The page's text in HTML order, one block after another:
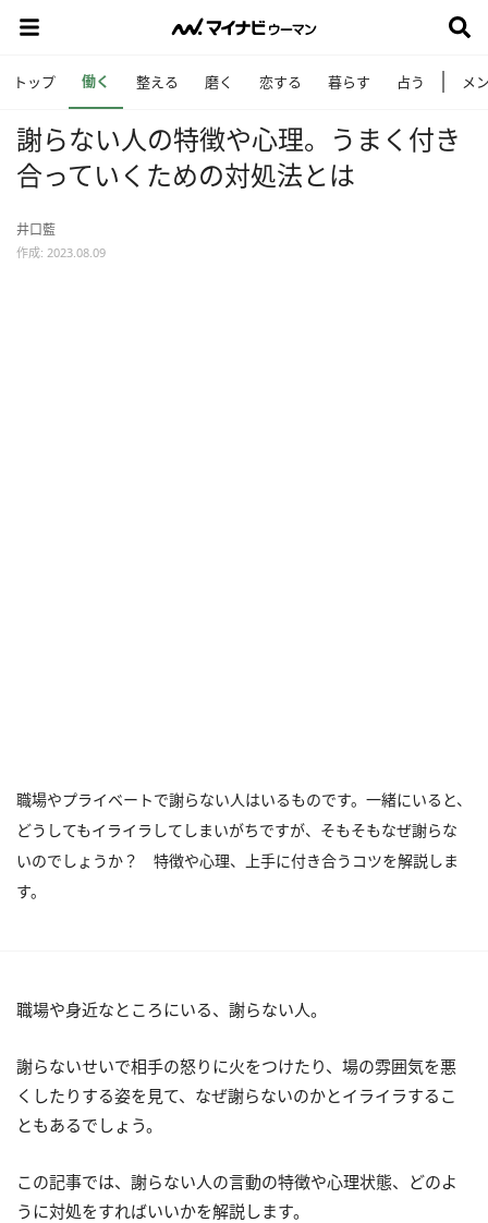
トップ 働く 整える 磨く 恋する 暮らす 占う メ
謝らない人の特徴や心理。うまく付き
合っていくための対処法とは
井口藍
作成: 2023.08.09
職場やプライベートで謝らない人はいるものです。一緒にいると、
どうしてもイライラしてしまいがちですが、そもそもなぜ謝らな
いのでしょうか？ 特徴や心理、上手に付き合うコツを解説しま
す。
職場や身近なところにいる、謝らない人。
謝らないせいで相手の怒りに火をつけたり、場の雰囲気を悪
くしたりする姿を見て、なぜ謝らないのかとイライラするこ
ともあるでしょう。
この記事では、謝らない人の言動の特徴や心理状態、どのよ
うに対処をすればいいかを解説します。